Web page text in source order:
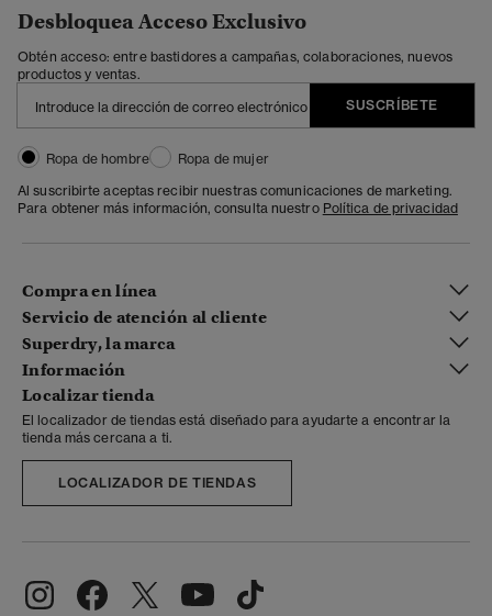
Desbloquea Acceso Exclusivo
Obtén acceso: entre bastidores a campañas, colaboraciones, nuevos
productos y ventas.
SUSCRÍBETE
Ropa de hombre
Ropa de mujer
Al suscribirte aceptas recibir nuestras comunicaciones de marketing.
Para obtener más información, consulta nuestro Política de privacidad
Compra en línea
Servicio de atención al cliente
Superdry, la marca
Información
Localizar tienda
El localizador de tiendas está diseñado para ayudarte a encontrar la
tienda más cercana a ti.
LOCALIZADOR DE TIENDAS